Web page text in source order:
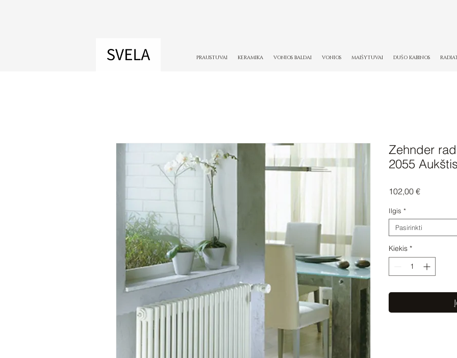
PRAUSTUVAI KERAMIKA VONIOS BALDAI VONIOS MAIŠYTUVAI DUŠO KABINOS
Zehnder
2055
102,00 €Price
Ilgis *
Pasirinkti
Kiekis *